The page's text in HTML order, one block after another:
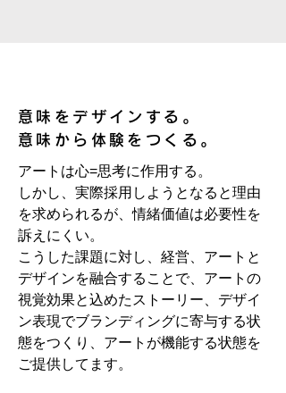
意味をデザインする。​
意味から体験をつくる。
​アートは心=思考に作用する。
しかし、実際採用しようとなると理由
を求められるが、情緒価値は必要性を
訴えにくい。
こうした課題に対し、経営、アートと
デザインを融合することで、アートの
視覚効果と込めたストーリー、デザイ
ン表現でブランディングに寄与する状
態をつくり、アートが機能する状態を
ご提供してます。